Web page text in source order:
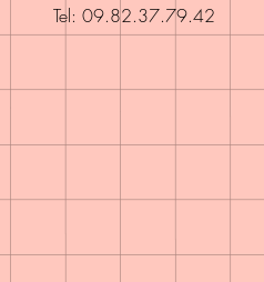
Tel: 09.82.37.79.42